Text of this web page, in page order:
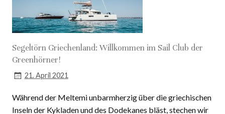
Segeltörn Griechenland: Willkommen im Sail Club der
Greenhörner!
Während der Meltemi unbarmherzig über die griechischen